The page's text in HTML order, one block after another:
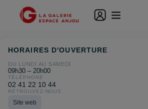
HORAIRES D'OUVERTURE
DU LUNDI AU SAMEDI
09h30 – 20h00
TÉLÉPHONE
02 41 22 10 44
RETROUVEZ-NOUS
Site web